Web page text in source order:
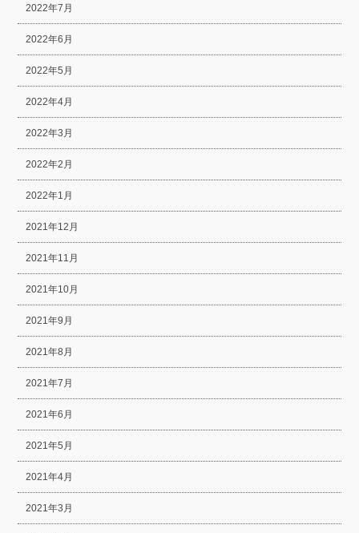
2022年7月
2022年6月
2022年5月
2022年4月
2022年3月
2022年2月
2022年1月
2021年12月
2021年11月
2021年10月
2021年9月
2021年8月
2021年7月
2021年6月
2021年5月
2021年4月
2021年3月